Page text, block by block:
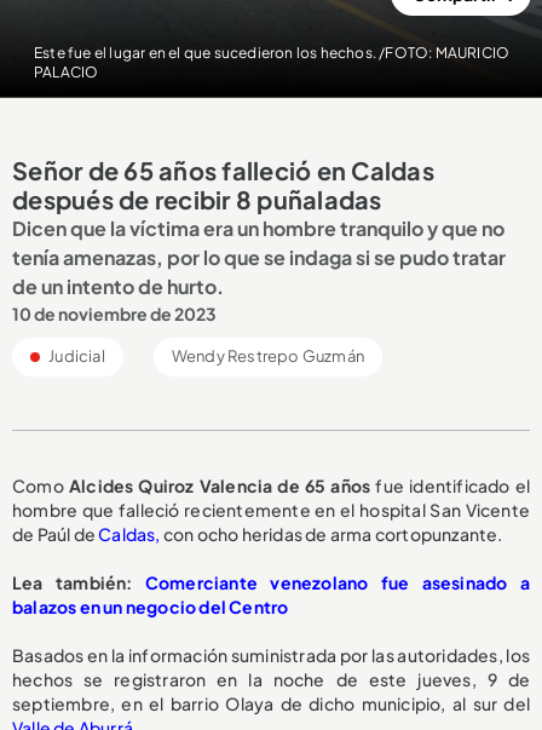
Este fue el lugar en el que sucedieron los hechos. /FOTO: MAURICIO
PALACIO
Señor de 65 años falleció en Caldas
después de recibir 8 puñaladas
Dicen que la víctima era un hombre tranquilo y que no
tenía amenazas, por lo que se indaga si se pudo tratar
de un intento de hurto.
10 de noviembre de 2023
Judicial Wendy Restrepo Guzmán
Como Alcides Quiroz Valencia de 65 añosfue identificado el
hombre que falleció recientemente en el hospital San Vicente
de Paúl deCaldas, con ocho heridas de arma cortopunzante.
Lea también: Comerciante venezolano fue asesinado a
balazos en un negocio del Centro
Basados en la información suministrada por las autoridades, los
hechos se registraron en la noche de este jueves, 9 de
septiembre, en el barrio Olaya de dicho municipio, al sur del